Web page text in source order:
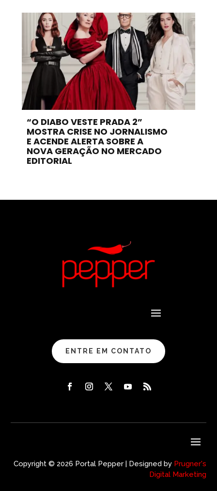
“O DIABO VESTE PRADA 2”
MOSTRA CRISE NO JORNALISMO
E ACENDE ALERTA SOBRE A
NOVA GERAÇÃO NO MERCADO
EDITORIAL
ENTRE EM CONTATO
Copyright © 2026 Portal Pepper | Designed by Prugner's
Digital Marketing